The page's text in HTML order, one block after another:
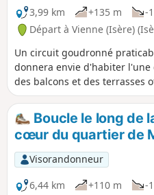
3,99 km
+135 m -
Départ à Vienne (Isère)
Un circuit goudronné
donnera envie d'habiter l'une
des balcons et des terrasses
sur Vienne et la vallée du
vigilants sur les routes
Boucle le long de
cœur du quartier de
Visorandonneur
6,44 km
+110 m
-